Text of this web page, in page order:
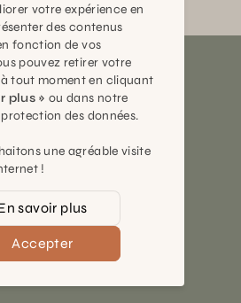
votre expérience en
des contenus
fonction de vos
pouvez retirer votre
tout moment en cliquant
plus » ou dans notre
des données.
une agréable visite
!
savoir plus
Accepter